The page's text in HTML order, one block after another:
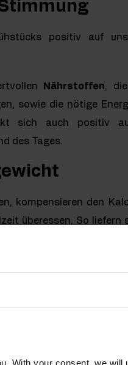
With your consent, we will
positiv auf
Nährstoffen,
sowie die nötige
sich auch positiv
des Tages.
kompensieren den
überessen. So liefern
Gewichtszunahme
Mahlzeit auslassen,
Obst essen. Wie Sie
aus. Dieses